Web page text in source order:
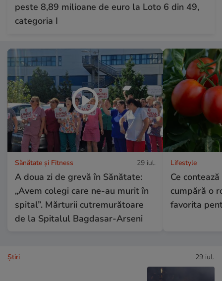
peste 8,89 milioane de euro la Loto 6 din 49,
categoria I
Sănătate și Fitness 29 iul.
A doua zi de grevă în Sănătate:
„Avem colegi care ne-au murit în
spital”. Mărturii cutremurătoare
de la Spitalul Bagdasar-Arseni
Lifestyle
Ce
cumpără o
favorita
Ştiri 29 iul.